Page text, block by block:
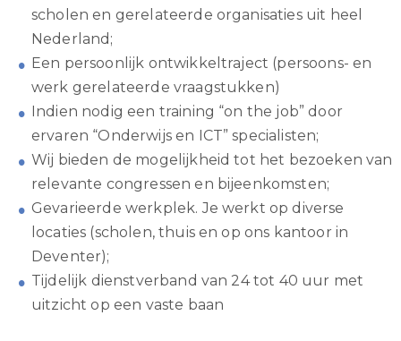
scholen en gerelateerde organisaties uit heel
Nederland;
Een persoonlijk ontwikkeltraject (persoons- en
werk gerelateerde vraagstukken)
Indien nodig een training “on the job” door
ervaren “Onderwijs en ICT” specialisten;
Wij bieden de mogelijkheid tot het bezoeken van
relevante congressen en bijeenkomsten;
Gevarieerde werkplek. Je werkt op diverse
locaties (scholen, thuis en op ons kantoor in
Deventer);
Tijdelijk dienstverband van 24 tot 40 uur met
uitzicht op een vaste baan